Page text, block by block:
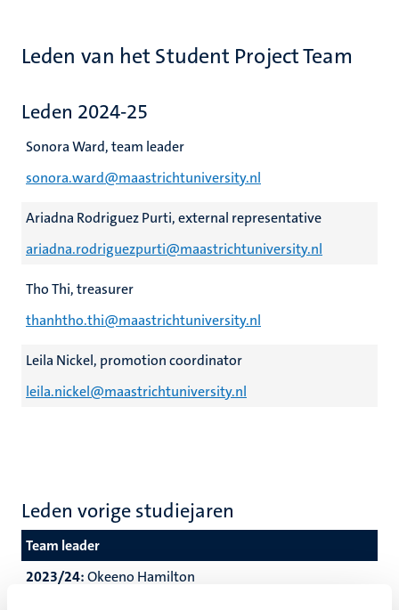
Leden van het Student Project Team
Leden 2024-25
Sonora Ward, team leader
sonora.ward@maastrichtuniversity.nl
Ariadna Rodriguez Purti, external representative
ariadna.rodriguezpurti@maastrichtuniversity.nl
Tho Thi, treasurer
thanhtho.thi@maastrichtuniversity.nl
Leila Nickel, promotion coordinator
leila.nickel@maastrichtuniversity.nl
Leden vorige studiejaren
Team leader
2023/24:Okeeno Hamilton